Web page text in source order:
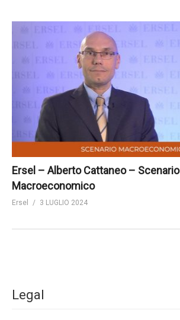
Ersel – Alberto Cattaneo – Scenario
Macroeconomico
Ersel 3 LUGLIO 2024
Legal